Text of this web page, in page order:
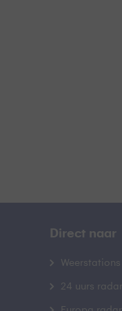
Direct naar
Weerstations
24 uurs radar